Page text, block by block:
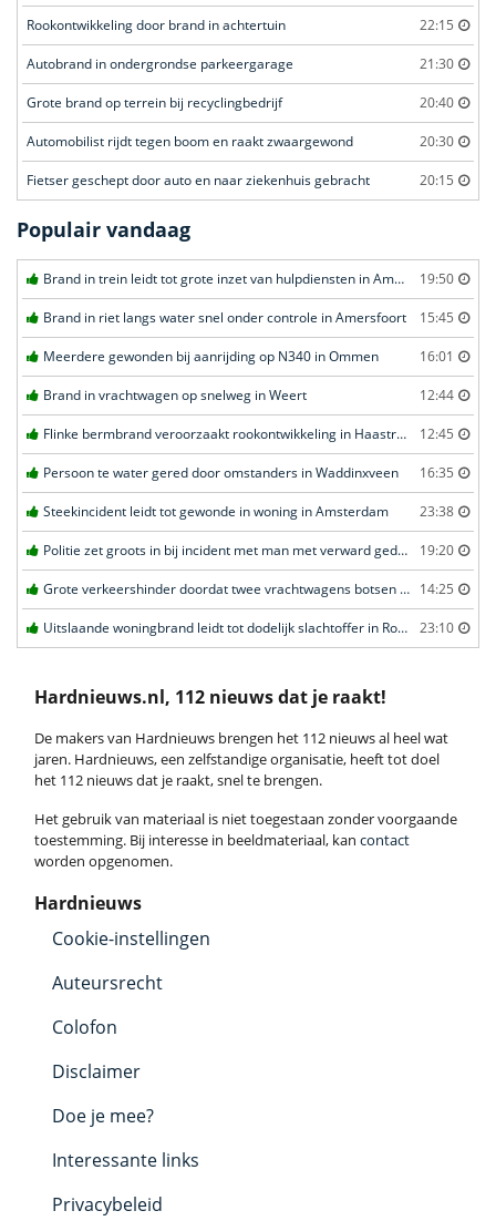
Rookontwikkeling door brand in achtertuin 22:15
Autobrand in ondergrondse parkeergarage 21:30
Grote brand op terrein bij recyclingbedrijf 20:40
Automobilist rijdt tegen boom en raakt zwaargewond 20:30
Fietser geschept door auto en naar ziekenhuis gebracht 20:15
Populair vandaag
Brand in trein leidt tot grote inzet van hulpdiensten in Amersfoort 19:50
Brand in riet langs water snel onder controle in Amersfoort 15:45
Meerdere gewonden bij aanrijding op N340 in Ommen 16:01
Brand in vrachtwagen op snelweg in Weert 12:44
Flinke bermbrand veroorzaakt rookontwikkeling in Haastrecht 12:45
Persoon te water gered door omstanders in Waddinxveen 16:35
Steekincident leidt tot gewonde in woning in Amsterdam 23:38
Politie zet groots in bij incident met man met verward gedrag in Leeuwarden 19:20
Grote verkeershinder doordat twee vrachtwagens botsen tunnel in Zwijndrecht 14:25
Uitslaande woningbrand leidt tot dodelijk slachtoffer in Rotterdam 23:10
Hardnieuws.nl, 112 nieuws dat je raakt!
De makers van Hardnieuws brengen het 112 nieuws al heel wat
jaren. Hardnieuws, een zelfstandige organisatie, heeft tot doel
het 112 nieuws dat je raakt, snel te brengen.
Het gebruik van materiaal is niet toegestaan zonder voorgaande
toestemming. Bij interesse in beeldmateriaal, kan contact
worden opgenomen.
Hardnieuws
Cookie-instellingen
Auteursrecht
Colofon
Disclaimer
Doe je mee?
Interessante links
Privacybeleid